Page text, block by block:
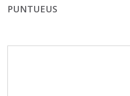
PUNTUEUS